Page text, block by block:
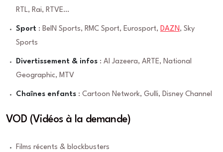
RTL, Rai, RTVE…
Sport : BeIN Sports, RMC Sport, Eurosport, DAZN, Sky
Sports
Divertissement & infos : Al Jazeera, ARTE, National
Geographic, MTV
Chaînes enfants : Cartoon Network, Gulli, Disney Channel
VOD (Vidéos à la demande)
Films récents & blockbusters